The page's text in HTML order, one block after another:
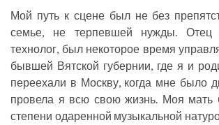
Мой путь к сцене был не без
семье, не терпевшей нужды. Отец
технолог, был некоторое время
бывшей Вятской губернии, где я и
переехали в Москву, когда мне было
провела я всю свою жизнь. Моя
степени одаренной музыкальной